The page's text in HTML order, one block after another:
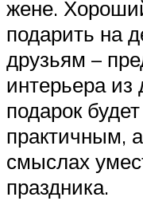
жене.
подарить на
друзьям –
интерьера из
подарок
практичным,
смыслах
праздника.